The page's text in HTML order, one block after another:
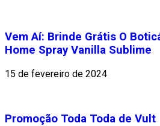
Vem Aí: Brinde Grátis O
Home Spray Vanilla Sublime
15 de fevereiro de 2024
Promoção Toda Toda de Vult